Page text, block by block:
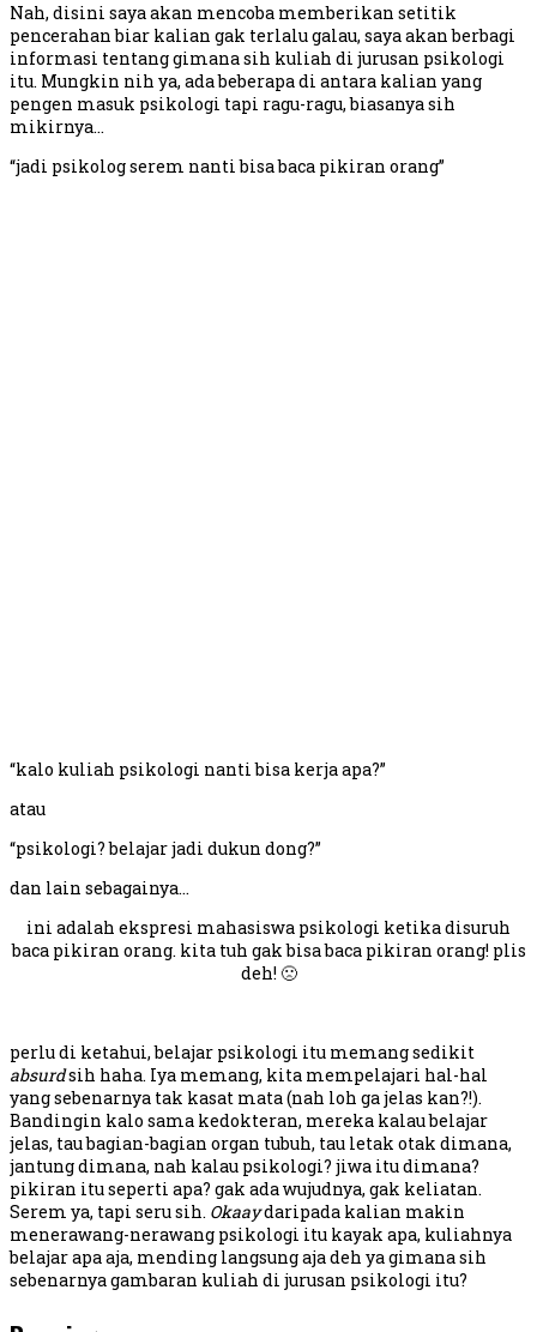
Nah, disini saya akan mencoba memberikan setitik
pencerahan biar kalian gak terlalu galau, saya akan berbagi
informasi tentang gimana sih kuliah di jurusan psikologi
itu. Mungkin nih ya, ada beberapa di antara kalian yang
pengen masuk psikologi tapi ragu-ragu, biasanya sih
mikirnya…
“jadi psikolog serem nanti bisa baca pikiran orang”
“kalo kuliah psikologi nanti bisa kerja apa?”
atau
“psikologi? belajar jadi dukun dong?”
dan lain sebagainya…
ini adalah ekspresi mahasiswa psikologi ketika disuruh
baca pikiran orang. kita tuh gak bisa baca pikiran orang! plis
deh! 🙁
perlu di ketahui, belajar psikologi itu memang sedikit
absurdsih haha. Iya memang, kita mempelajari hal-hal
yang sebenarnya tak kasat mata (nah loh ga jelas kan?!).
Bandingin kalo sama kedokteran, mereka kalau belajar
jelas, tau bagian-bagian organ tubuh, tau letak otak dimana,
jantung dimana, nah kalau psikologi? jiwa itu dimana?
pikiran itu seperti apa? gak ada wujudnya, gak keliatan.
Serem ya, tapi seru sih. Okaaydaripada kalian makin
menerawang-nerawang psikologi itu kayak apa, kuliahnya
belajar apa aja, mending langsung aja deh ya gimana sih
sebenarnya gambaran kuliah di jurusan psikologi itu?